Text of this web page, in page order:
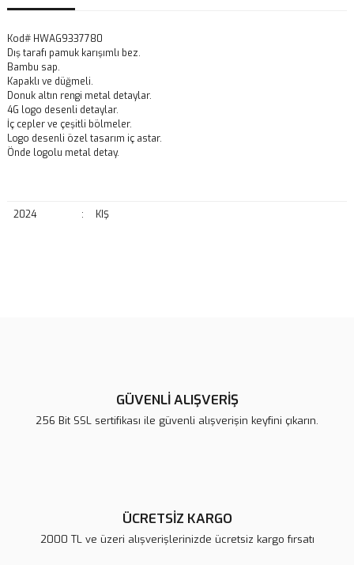
Kod# HWAG9337780
Dış tarafı pamuk karışımlı bez.
Bambu sap.
Kapaklı ve düğmeli.
Donuk altın rengi metal detaylar.
4G logo desenli detaylar.
İç cepler ve çeşitli bölmeler.
Logo desenli özel tasarım iç astar.
Önde logolu metal detay.
2024 : KIŞ
Ürün açıklamasında eksik bilgiler bulunuyor.
GÜVENLİ ALIŞVERİŞ
256 Bit SSL sertifikası ile güvenli alışverişin keyfini çıkarın.
ÜCRETSİZ KARGO
2000 TL ve üzeri alışverişlerinizde ücretsiz kargo fırsatı